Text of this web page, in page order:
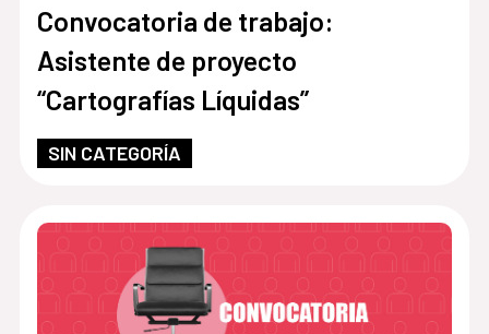
Convocatoria de trabajo:
Asistente de proyecto
“Cartografías Líquidas”
SIN CATEGORÍA